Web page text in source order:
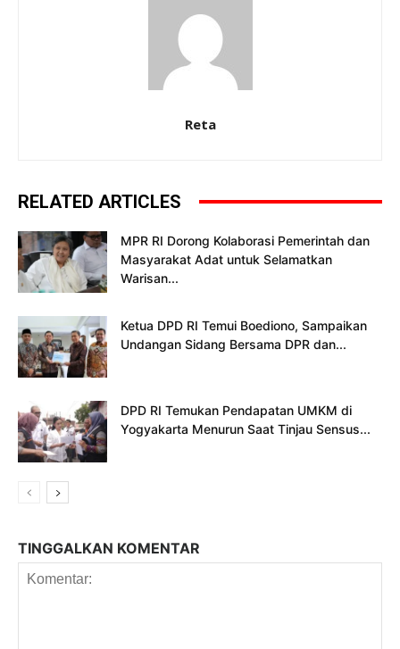
Reta
RELATED ARTICLES
MPR RI Dorong Kolaborasi Pemerintah dan
Masyarakat Adat untuk Selamatkan
Warisan...
Ketua DPD RI Temui Boediono, Sampaikan
Undangan Sidang Bersama DPR dan...
DPD RI Temukan Pendapatan UMKM di
Yogyakarta Menurun Saat Tinjau Sensus...
TINGGALKAN KOMENTAR